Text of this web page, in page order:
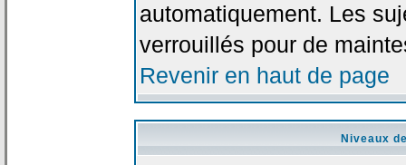
automatiquement. Les
verrouillés pour de
Revenir en haut de page
Niveaux